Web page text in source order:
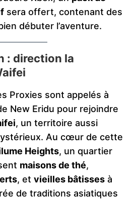
sera offert, contenant des
débuter l’aventure.
: direction la
Proxies sont appelés à
New Eridu pour rejoindre
, un territoire aussi
Au cœur de cette
Heights, un quartier
maisons de thé,
, et vieilles bâtisses à
de traditions asiatiques